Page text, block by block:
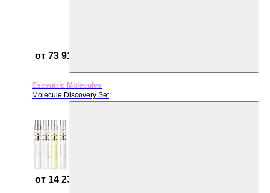
от 73 910 ₽
Escentric Molecules
Molecule Discovery Set
от 14 231 ₽